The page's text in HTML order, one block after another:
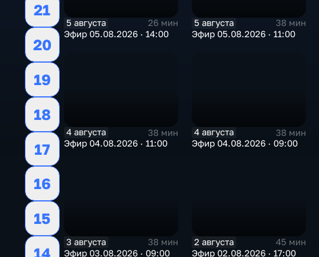
21
20
19
18
17
16
15
14
5 августа
26 мин
Эфир 05.08.2026 · 14:00
5 августа
38 мин
Эфир 05.08.2026 · 11:00
4 августа
38 мин
Эфир 04.08.2026 · 11:00
4 августа
38 мин
Эфир 04.08.2026 · 09:00
3 августа
38 мин
Эфир 03.08.2026 · 09:00
2 августа
45 мин
Эфир 02.08.2026 · 17:00